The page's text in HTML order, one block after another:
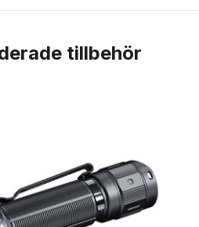
tillbehör